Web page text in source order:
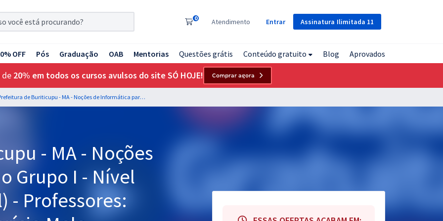
Assinatura Ilimitada 11
0 Atendimento Entrar
OFF Pós Graduação OAB Mentorias Questões grátis Conteúdo gratuito Blog Aprovados
de 20% em todos os cursos avulsos do site SÓ HOJE! Comprar agora
Prefeitura de Buriticupu - MA - Noções de Informática para o Grupo I - Nível Superior (Pós-edital) - Professores: Jeferson Bogo e Fabrício Melo
- MA - Noções
Grupo I - Nível
- Professores: